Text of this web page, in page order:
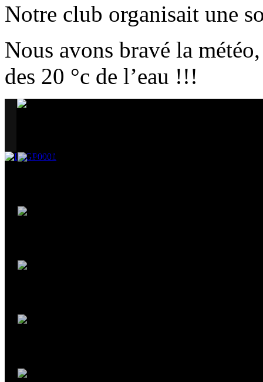
Notre club organisait une
Nous avons bravé la
des 20 °c de l’eau !!!